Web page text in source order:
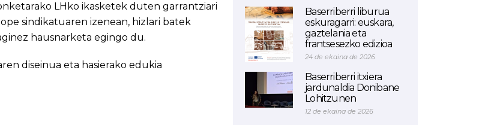
LHko ikasketek duten garrantziari
sindikatuaren izenean, hizlari batek
hausnarketa egingo du.
diseinua eta hasierako edukia
Baserriberri liburua
eskuragarri: euskara,
gaztelania eta
frantsesezko edizioa
24 de ekaina de 2026
Baserriberri itxiera
jardunaldia Donibane
Lohitzunen
12 de ekaina de 2026